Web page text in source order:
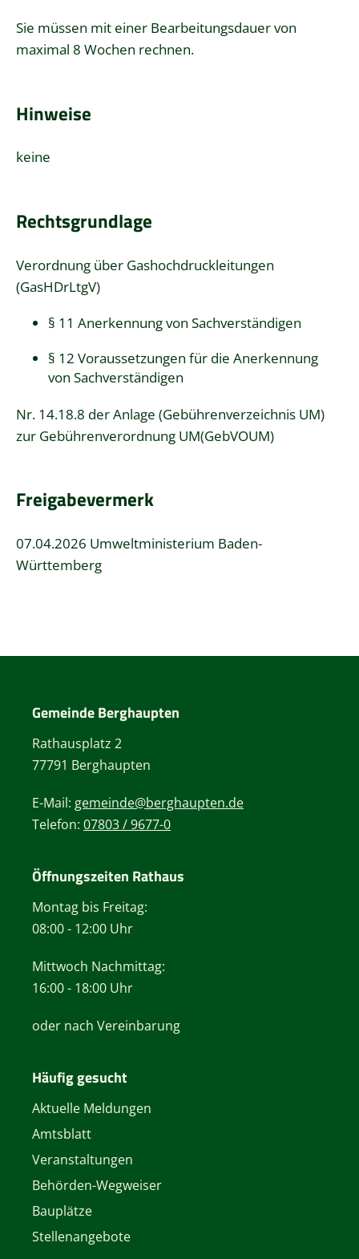
Sie müssen mit einer Bearbeitungsdauer von
maximal 8 Wochen rechnen.
Hinweise
keine
Rechtsgrundlage
Verordnung über Gashochdruckleitungen
(GasHDrLtgV)
§ 11 Anerkennung von Sachverständigen
§ 12 Voraussetzungen für die Anerkennung
von Sachverständigen
Nr. 14.18.8 der Anlage (Gebührenverzeichnis UM)
zur Gebührenverordnung UM(GebVOUM)
Freigabevermerk
07.04.2026 Umweltministerium Baden-
Württemberg
Gemeinde Berghaupten
Rathausplatz 2
77791 Berghaupten
E-Mail: gemeinde@berghaupten.de
Telefon: 07803 / 9677-0
Öffnungszeiten Rathaus
Montag bis Freitag:
08:00 - 12:00 Uhr
Mittwoch Nachmittag:
16:00 - 18:00 Uhr
oder nach Vereinbarung
Häufig gesucht
Aktuelle Meldungen
Amtsblatt
Veranstaltungen
Behörden-Wegweiser
Bauplätze
Stellenangebote